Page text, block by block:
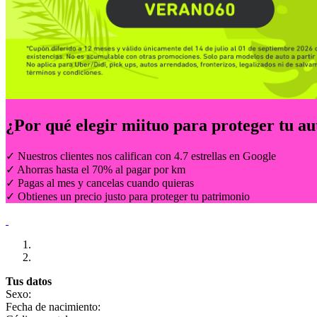
¿Por qué elegir miituo para proteger tu
✓ Nuestros clientes nos califican con 4.7 estrellas en Google
✓ Ahorras hasta el 70% al pagar por km
✓ Pagas al mes y cancelas cuando quieras
✓ Obtienes un precio justo para proteger tu patrimonio
Tus datos
Sexo:
Fecha de nacimiento: